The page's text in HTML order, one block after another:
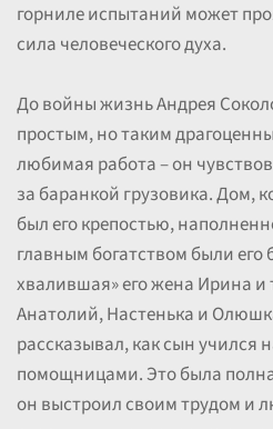
горниле испытаний может
сила человеческого духа.
До войны жизнь Андрея
простым, но таким
любимая работа – он
за баранкой грузовика. Дом,
был его крепостью,
главным богатством были его
хвалившая» его жена Ирина и
Анатолий, Настенька и
рассказывал, как сын учился
помощницами. Это была
он выстроил своим трудом и